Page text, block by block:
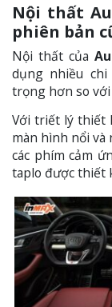
Nội thất
phiên bản
Nội thất của
dụng nhiều
trọng hơn so
Với triết lý thiết
màn hình nổi và
các phím cảm
taplo được thiết